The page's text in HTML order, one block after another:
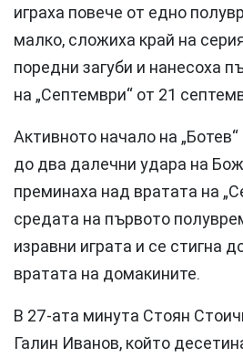
играха повече от едно
малко, сложиха край на
поредни загуби и нанесоха
на „Септември“ от 21
Активното начало на
до два далечни удара на
преминаха над вратата на
средата на първото
изравни играта и се стигна
вратата на домакините.
В 27-ата минута Стоян
Галин Иванов, който